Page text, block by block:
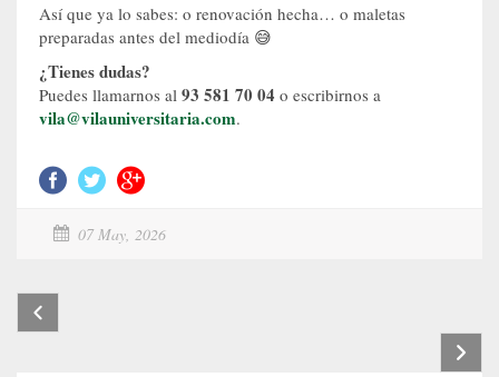
Así que ya lo sabes: o renovación hecha… o maletas
preparadas antes del mediodía 😅
¿Tienes dudas?
Puedes llamarnos al 93 581 70 04 o escribirnos a
vila@vilauniversitaria.com.
07 May, 2026